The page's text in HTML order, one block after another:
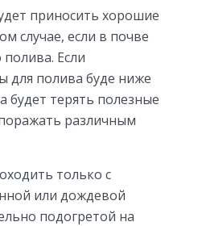
приносить хорошие
случае, если в почве
Если
для полива буде ниже
будет терять полезные
различным
только с
или дождевой
подогретой на